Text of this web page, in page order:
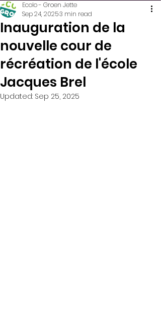
Inauguration de la
nouvelle cour de
récréation de l'école
Jacques Brel
Ecolo - Groen Jette
Sep 24, 20253 min read
Updated: Sep 25, 2025